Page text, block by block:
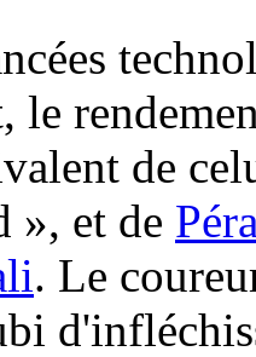
le
de
», et de
. Le